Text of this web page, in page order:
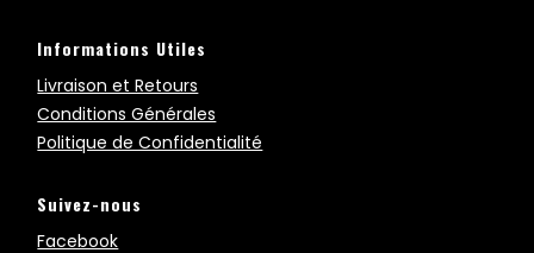
Informations Utiles
Livraison et Retours
Conditions Générales
Politique de Confidentialité
Suivez-nous
Facebook